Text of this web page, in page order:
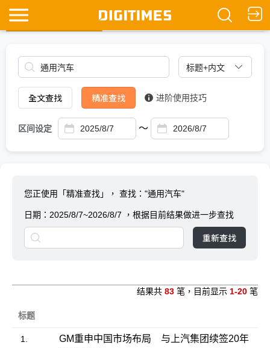
Ask DIGITIMES
全文查找 精准查找 进阶使用技巧
区间设定 ～
您正使用「精准查找」， 查找："通用汽车"
日期： 2025/8/7~2026/8/7 ，根据目前结果做进一步查找
重新查找
结果共 83 笔，目前显示 1-20 笔
标题
1.
GM重申中国市场布局 与上汽集团续签20年